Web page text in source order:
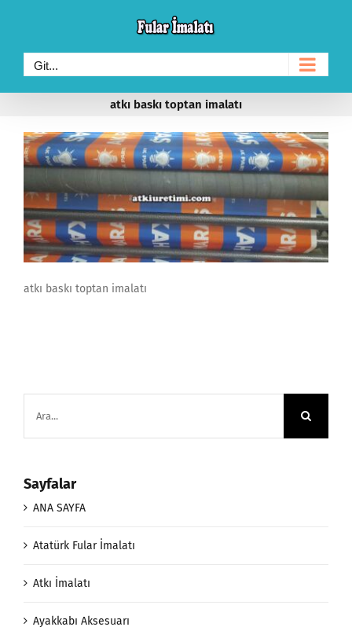
content
Git...
atkı baskı toptan imalatı
atkı baskı toptan imalatı
Sayfalar
ANA SAYFA
Atatürk Fular İmalatı
Atkı İmalatı
Ayakkabı Aksesuarı